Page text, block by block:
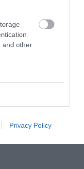
and other
Privacy Policy